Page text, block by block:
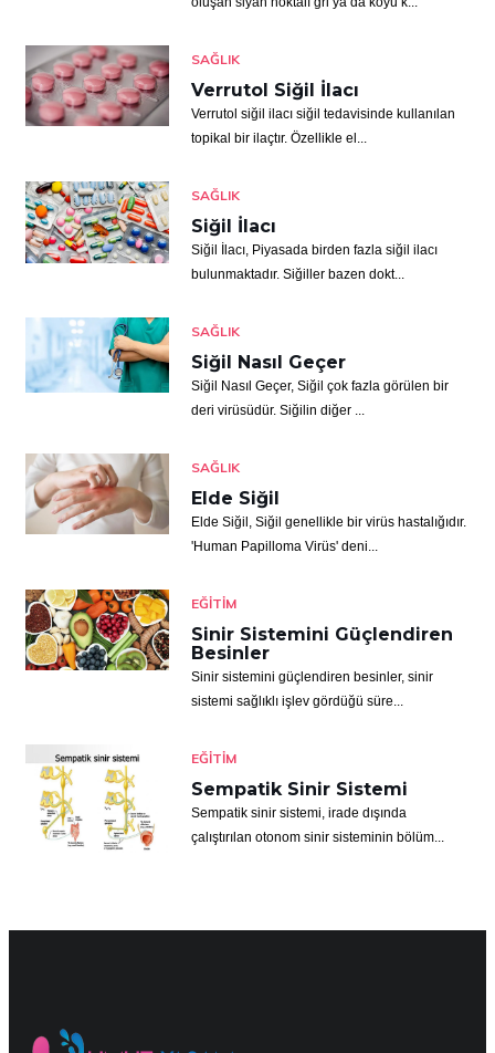
SAĞLIK
Verrutol Siğil İlacı
Verrutol siğil ilacı siğil tedavisinde kullanılan
topikal bir ilaçtır. Özellikle el...
SAĞLIK
Siğil İlacı
Siğil İlacı, Piyasada birden fazla siğil ilacı
bulunmaktadır. Siğiller bazen dokt...
SAĞLIK
Siğil Nasıl Geçer
Siğil Nasıl Geçer, Siğil çok fazla görülen bir
deri virüsüdür. Siğilin diğer ...
SAĞLIK
Elde Siğil
Elde Siğil, Siğil genellikle bir virüs hastalığıdır.
'Human Papilloma Virüs' deni...
EĞITIM
Sinir Sistemini Güçlendiren
Besinler
Sinir sistemini güçlendiren besinler, sinir
sistemi sağlıklı işlev gördüğü süre...
EĞITIM
Sempatik Sinir Sistemi
Sempatik sinir sistemi, irade dışında
çalıştırılan otonom sinir sisteminin bölüm...